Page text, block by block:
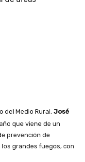
del Medio Rural, José
que viene de un
prevención de
grandes fuegos, con